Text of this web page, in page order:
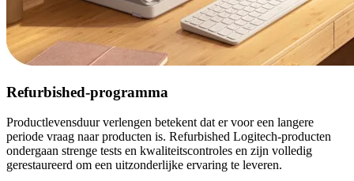
Refurbished-programma
Productlevensduur verlengen betekent dat er voor een langere
periode vraag naar producten is. Refurbished Logitech-producten
ondergaan strenge tests en kwaliteitscontroles en zijn volledig
gerestaureerd om een uitzonderlijke ervaring te leveren.